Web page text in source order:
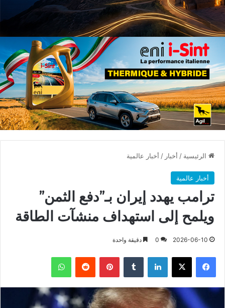
الرئيسية / أخبار / أخبار عالمية
أخبار عالمية
ترامب يهدد إيران بـ”دفع الثمن”
ويلمح إلى استهداف منشآت الطاقة
2026-06-10
0 دقيقة واحدة
فيسبوك X لينكدإن بينتيريست واتساب